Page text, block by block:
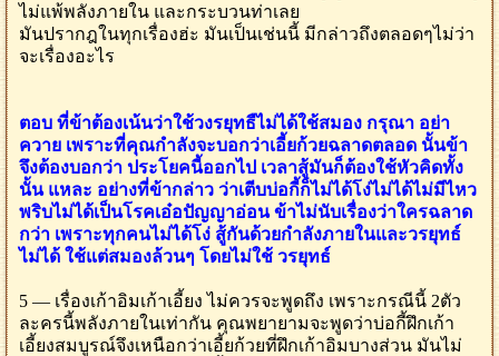
ไม่แพ้พลังภายใน และกระบวนท่าเลย
มันปรากฎในทุกเรื่องฮ่ะ มันเป็นเช่นนี้ มีกล่าวถึงตลอดๆไม่ว่า
จะเรื่องอะไร
ตอบ ที่ข้าต้องเน้นว่าใช้วงรยุทธืไม่ได้ใช้สมอง กรุณา อย่า
ควาย เพราะที่คุณกำลังจะบอกว่าเอี้ยก้วยฉลาดตลอด นั้นข้า
จึงต้องบอกว่า ประโยคนี้ออกไป เวลาสู้มันก็ต้องใช้หัวคิดทั้ง
นั้น แหละ อย่างที่ข้ากล่าว ว่าเตีบบ่อกี้ก็ไม่ได้โง่ไม่ได้ไม่มีไหว
พริบไม่ได้เป็นโรคเอ๋อปัญญาอ่อน ข้าไม่นับเรื่องว่าใครฉลาด
กว่า เพราะทุกคนไม่ได้โง่ สู้กันด้วยกำลังภายในและวรยุทธ์
ไม่ได้ ใช้แต่สมองล้วนๆ โดยไม่ใช้ วรยุทธ์
5 — เรื่องเก้าอิมเก้าเอี้ยง ไม่ควรจะพูดถึง เพราะกรณีนี้ 2ตัว
ละครนี้พลังภายในเท่ากัน คุณพยายามจะพูดว่าบ่อกี้ฝึกเก้า
เอี้ยงสมบูรณ์จึงเหนือกว่าเอี้ยก้วยที่ฝึกเก้าอิมบางส่วน มันไม่